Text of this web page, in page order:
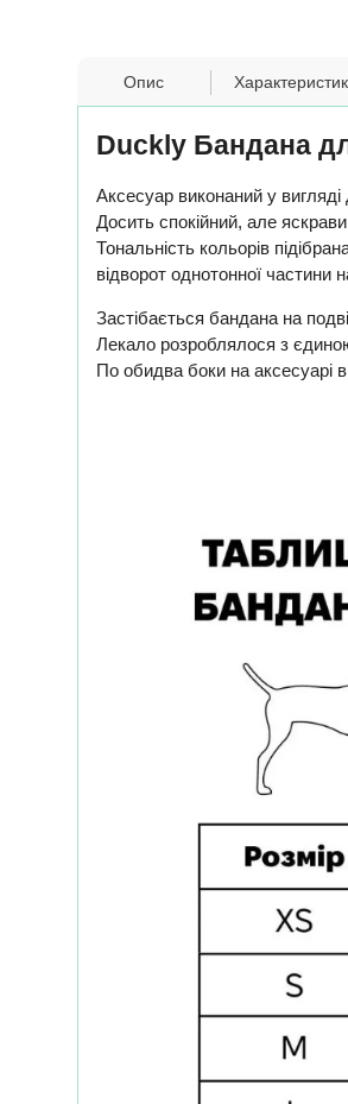
Опис
Duckly Бандана
Аксесуар виконаний у
Досить спокійний, але
Тональність кольорів
відворот однотонної частини
Застібається бандана на
Лекало розроблялося з
По обидва боки на аксесуарі